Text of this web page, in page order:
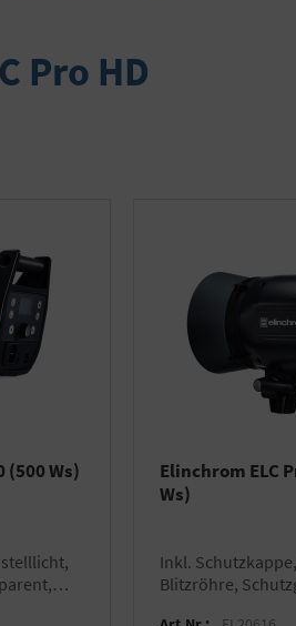
Pro HD
(500 Ws)
Elinchrom ELC
Ws)
inkl. Schutzkappe, 300W Einstelllicht,
Blitzröhre,